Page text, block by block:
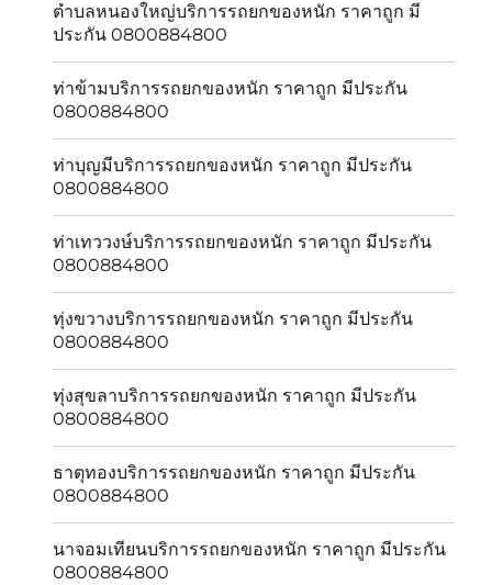
ตำบลหนองใหญ่บริการรถยกของหนัก ราคาถูก มี
ประกัน 0800884800
ท่าข้ามบริการรถยกของหนัก ราคาถูก มีประกัน
0800884800
ท่าบุญมีบริการรถยกของหนัก ราคาถูก มีประกัน
0800884800
ท่าเทววงษ์บริการรถยกของหนัก ราคาถูก มีประกัน
0800884800
ทุ่งขวางบริการรถยกของหนัก ราคาถูก มีประกัน
0800884800
ทุ่งสุขลาบริการรถยกของหนัก ราคาถูก มีประกัน
0800884800
ธาตุทองบริการรถยกของหนัก ราคาถูก มีประกัน
0800884800
นาจอมเทียนบริการรถยกของหนัก ราคาถูก มีประกัน
0800884800